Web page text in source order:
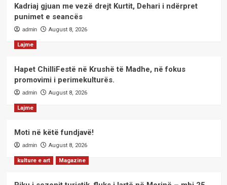
Kadriaj gjuan me vezë drejt Kurtit, Dehari i ndërpret
punimet e seancës
admin August 8, 2026
Lajme
Hapet ChilliFestë në Krushë të Madhe, në fokus
promovimi i perimekulturës.
admin August 8, 2026
Lajme
Moti në këtë fundjavë!
admin August 8, 2026
kulture e art Magazine